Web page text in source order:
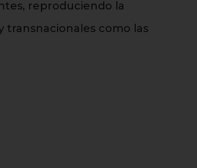
reproduciendo la
transnacionales como las